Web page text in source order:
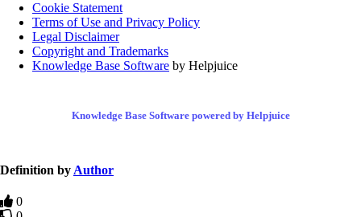
Cookie Statement
Terms of Use and Privacy Policy
Legal Disclaimer
Copyright and Trademarks
Knowledge Base Software by Helpjuice
Knowledge Base Software powered by Helpjuice
Definition by Author
0